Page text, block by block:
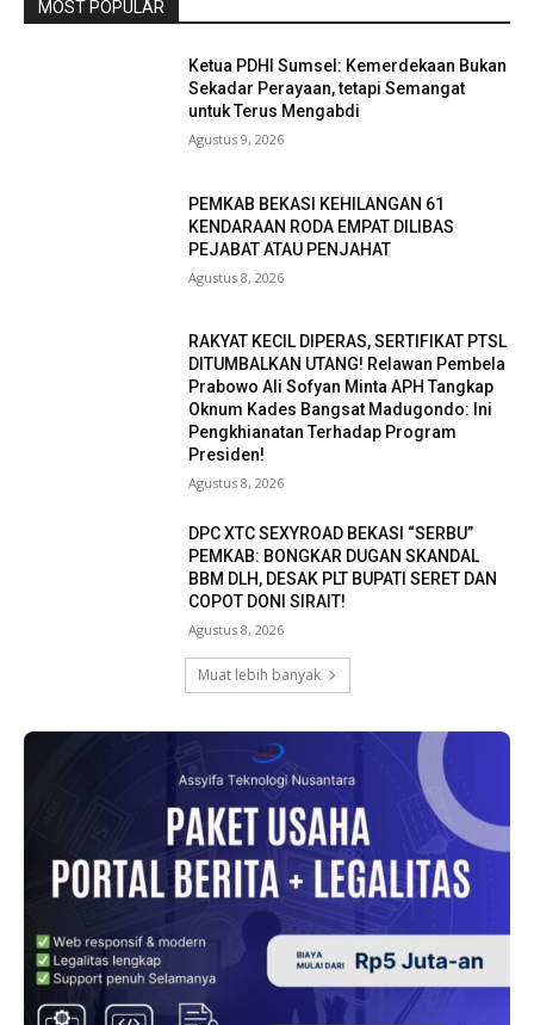
MOST POPULAR
Ketua PDHI Sumsel: Kemerdekaan Bukan
Sekadar Perayaan, tetapi Semangat
untuk Terus Mengabdi
Agustus 9, 2026
PEMKAB BEKASI KEHILANGAN 61
KENDARAAN RODA EMPAT DILIBAS
PEJABAT ATAU PENJAHAT
Agustus 8, 2026
RAKYAT KECIL DIPERAS, SERTIFIKAT PTSL
DITUMBALKAN UTANG! Relawan Pembela
Prabowo Ali Sofyan Minta APH Tangkap
Oknum Kades Bangsat Madugondo: Ini
Pengkhianatan Terhadap Program
Presiden!
Agustus 8, 2026
DPC XTC SEXYROAD BEKASI “SERBU”
PEMKAB: BONGKAR DUGAN SKANDAL
BBM DLH, DESAK PLT BUPATI SERET DAN
COPOT DONI SIRAIT!
Agustus 8, 2026
Muat lebih banyak